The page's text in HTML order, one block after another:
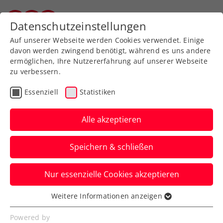
Zurück zur Newsübersicht
Turniere
LM-Kids 2020: Viele
Nennungen - enge
Matches
Wenn Qualität und Quantität
einhergehen, wird oftmals Großes
daraus: das Tennisfest der Kids-LM 2020
in Zell am See
Datenschutzeinstellungen
Auf unserer Webseite werden Cookies verwendet. Einige
davon werden zwingend benötigt, während es uns andere
ermöglichen, Ihre Nutzererfahrung auf unserer Webseite
zu verbessern.
Essenziell Statistiken
Alle akzeptieren
Speichern & schließen
Nur essenzielle Cookies akzeptieren
Essenziell
Essenzielle Cookies werden für grundlegende
Weitere Informationen anzeigen
Powered by